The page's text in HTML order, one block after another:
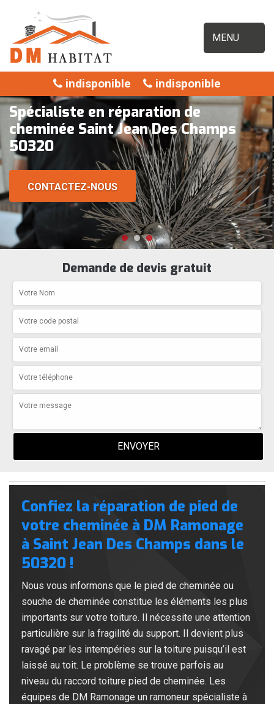
MENU
indisponible indisponible
Spécialiste en réparation de
cheminée Saint Jean Des Champs
50320
CONTACTEZ-NOUS
Demande de devis gratuit
Confiez la réparation de pied de
votre cheminée à DM Ramonage
à Saint Jean Des Champs dans le
50320 !
Nous vous informons que le pied de cheminée ou
souche de cheminée constitue les éléments les plus
importants sur votre toiture. Il nécessite une attention
particulière sur la fragilité du support. Il devient plus
ravagé par les intempéries sur la toiture puisqu’il est
laissé au toit. Le problème se trouve parfois au
niveau du raccord toiture pied de cheminée. Les
équipes de DM Ramonage un ramoneur spécialiste à